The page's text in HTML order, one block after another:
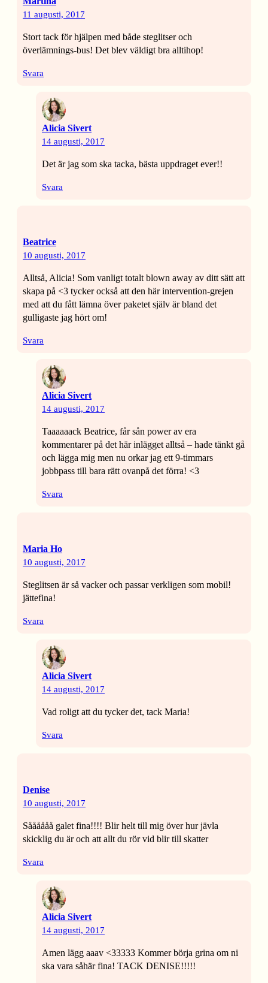
11 augusti, 2017
Stort tack för hjälpen med både steglitser och
överlämnings-bus! Det blev väldigt bra alltihop!
Svara
Alicia Sivert
14 augusti, 2017
Det är jag som ska tacka, bästa uppdraget ever!!
Svara
Beatrice
10 augusti, 2017
Alltså, Alicia! Som vanligt totalt blown away av ditt sätt att
skapa på <3 tycker också att den här intervention-grejen
med att du fått lämna över paketet själv är bland det
gulligaste jag hört om!
Svara
Alicia Sivert
14 augusti, 2017
Taaaaaack Beatrice, får sån power av era
kommentarer på det här inlägget alltså – hade tänkt gå
och lägga mig men nu orkar jag ett 9-timmars
jobbpass till bara rätt ovanpå det förra! <3
Svara
Maria Ho
10 augusti, 2017
Steglitsen är så vacker och passar verkligen som mobil!
jättefina!
Svara
Alicia Sivert
14 augusti, 2017
Vad roligt att du tycker det, tack Maria!
Svara
Denise
10 augusti, 2017
Såååååå galet fina!!!! Blir helt till mig över hur jävla
skicklig du är och att allt du rör vid blir till skatter
Svara
Alicia Sivert
14 augusti, 2017
Amen lägg aaav <33333 Kommer börja grina om ni
ska vara såhär fina! TACK DENISE!!!!!